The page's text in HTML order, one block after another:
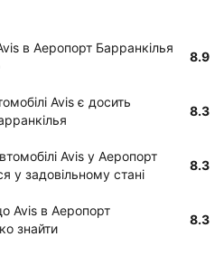
в Аеропорт Барранкілья
8.9
Avis є досить
8.3
Avis у Аеропорт
у задовільному стані
8.3
Avis в Аеропорт
знайти
8.3